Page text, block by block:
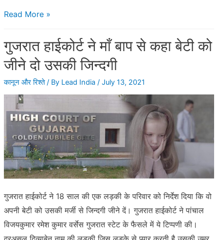
केस
वापस
लें?
Read More »
गुजरात हाईकोर्ट ने माँ बाप से कहा बेटी को
जीने दो उसकी जिन्दगी
कानून और रिश्ते/ By Lead India / July 13, 2021
गुजरात हाईकोर्ट ने 18 साल की एक लड़की के परिवार को निर्देश दिया कि वो
अपनी बेटी को उसकी मर्जी से जिन्दगी जीने दें। गुजरात हाईकोर्ट ने पांचाल
विजयकुमार रमेश कुमार वर्सेस गुजरात स्टेट के फैसले में ये टिप्पणी की।